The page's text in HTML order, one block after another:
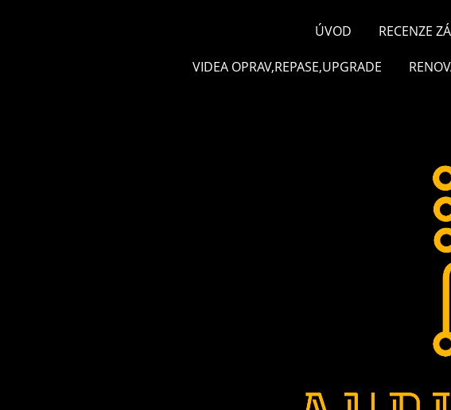
ÚVOD RECENZE
VIDEA OPRAV,REPASE,UPGRADE